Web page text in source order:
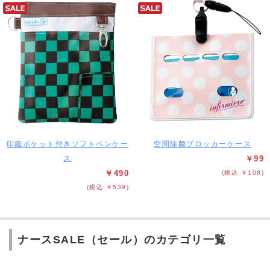
印鑑ポケット付きソフトペンケー
ス
￥490
(税込 ￥539)
空間除菌ブロッカーケース
￥99
(税込 ￥108)
ナースSALE（セール）のカテゴリ一覧